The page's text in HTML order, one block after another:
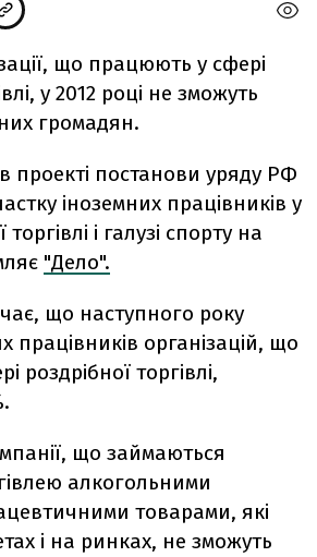
що працюють у сфері
у 2012 році не зможуть
громадян.
проекті постанови уряду РФ
іноземних працівників у
і галузі спорту на
"Дело".
що наступного року
працівників організацій, що
роздрібної торгівлі,
що займаються
алкогольними
товарами, які
і на ринках, не зможуть